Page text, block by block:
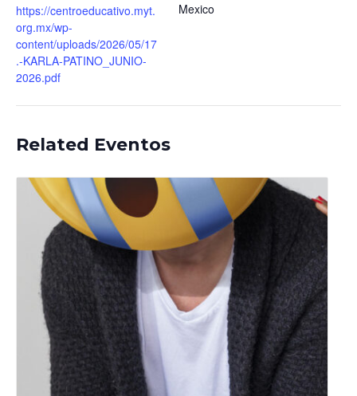
Mexico
https://centroeducativo.myt.
org.mx/wp-
content/uploads/2026/05/17
.-KARLA-PATINO_JUNIO-
2026.pdf
Related Eventos